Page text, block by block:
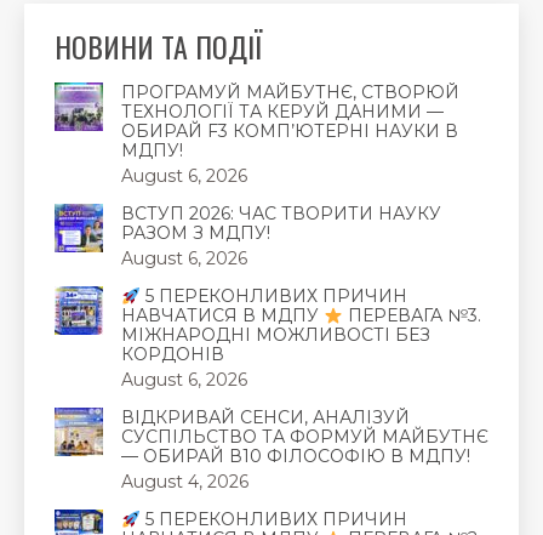
НОВИНИ ТА ПОДІЇ
ПРОГРАМУЙ МАЙБУТНЄ, СТВОРЮЙ
ТЕХНОЛОГІЇ ТА КЕРУЙ ДАНИМИ —
ОБИРАЙ F3 КОМП’ЮТЕРНІ НАУКИ В
МДПУ!
August 6, 2026
ВСТУП 2026: ЧАС ТВОРИТИ НАУКУ
РАЗОМ З МДПУ!
August 6, 2026
5 ПЕРЕКОНЛИВИХ ПРИЧИН
НАВЧАТИСЯ В МДПУ
ПЕРЕВАГА №3.
МІЖНАРОДНІ МОЖЛИВОСТІ БЕЗ
КОРДОНІВ
August 6, 2026
ВІДКРИВАЙ СЕНСИ, АНАЛІЗУЙ
СУСПІЛЬСТВО ТА ФОРМУЙ МАЙБУТНЄ
— ОБИРАЙ В10 ФІЛОСОФІЮ В МДПУ!
August 4, 2026
5 ПЕРЕКОНЛИВИХ ПРИЧИН